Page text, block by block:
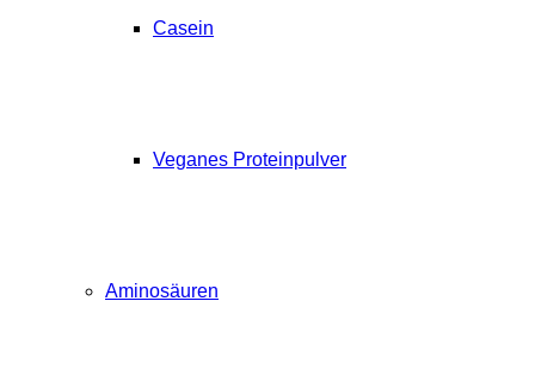
Casein
Veganes Proteinpulver
Aminosäuren